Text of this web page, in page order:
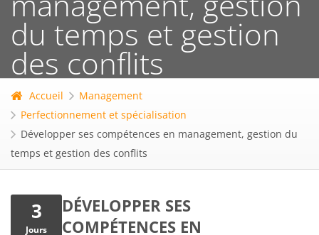
du temps et gestion
des conflits
Accueil
Management
Perfectionnement et spécialisation
Développer ses compétences en management, gestion du
temps et gestion des conflits
3
Jours
DÉVELOPPER SES
COMPÉTENCES EN